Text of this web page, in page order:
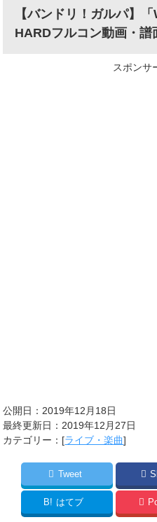
【バンドリ！ガルパ】
HARDフルコン動画・譜
スポンサ
公開日：2019年12月18日
最終更新日：2019年12月27日
カテゴリー：[ライブ・楽曲]
Tweet
B! はてブ